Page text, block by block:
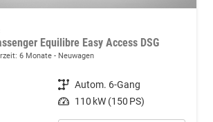
Equilibre Easy Access DSG
6 Monate Neuwagen
Getriebe Autom. 6-Gang
Leistung 110 kW (150 PS)